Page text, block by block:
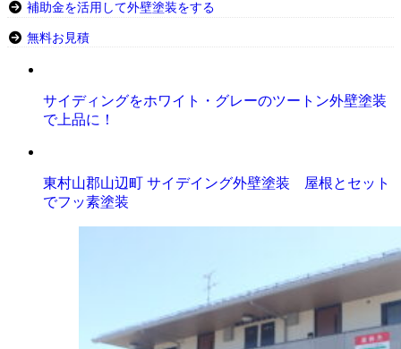
補助金を活用して外壁塗装をする
無料お見積
サイディングをホワイト・グレーのツートン外壁塗装
で上品に！
東村山郡山辺町 サイデイング外壁塗装 屋根とセット
でフッ素塗装